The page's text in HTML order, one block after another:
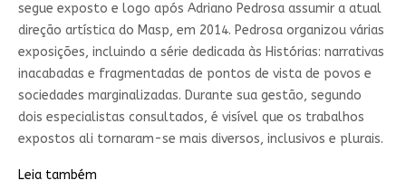
segue exposto e logo após Adriano Pedrosa assumir a atual
direção artística do Masp, em 2014. Pedrosa organizou várias
exposições, incluindo a série dedicada às Histórias: narrativas
inacabadas e fragmentadas de pontos de vista de povos e
sociedades marginalizadas. Durante sua gestão, segundo
dois especialistas consultados, é visível que os trabalhos
expostos ali tornaram-se mais diversos, inclusivos e plurais.
Leia também